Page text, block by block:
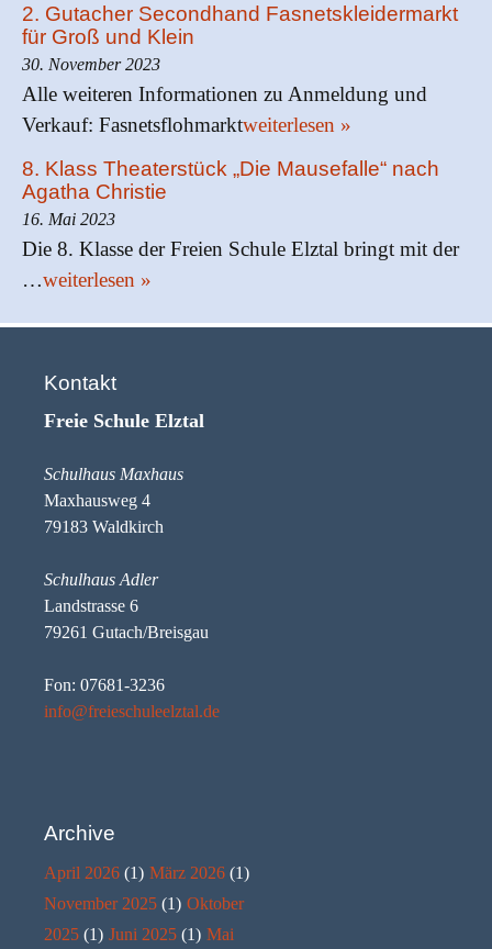
2. Gutacher Secondhand Fasnetskleidermarkt
für Groß und Klein
30. November 2023
Alle weiteren Informationen zu Anmeldung und
Verkauf: Fasnetsflohmarktweiterlesen »
8. Klass Theaterstück „Die Mausefalle“ nach
Agatha Christie
16. Mai 2023
Die 8. Klasse der Freien Schule Elztal bringt mit der
…weiterlesen »
Kontakt
Freie Schule Elztal
Schulhaus Maxhaus
Maxhausweg 4
79183 Waldkirch
Schulhaus Adler
Landstrasse 6
79261 Gutach/Breisgau
Fon: 07681-3236
info@freieschuleelztal.de
Archive
April 2026 (1) März 2026 (1)
November 2025 (1) Oktober
2025 (1) Juni 2025 (1) Mai